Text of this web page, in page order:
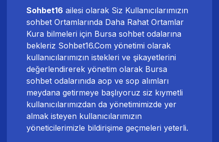
Sohbet16 ailesi olarak Siz Kullanıcılarımızın
sohbet Ortamlarında Daha Rahat Ortamlar
Kura bilmeleri için Bursa sohbet odalarına
bekleriz Sohbet16.Com yönetimi olarak
kullanıcılarımızın istekleri ve şikayetlerini
değerlendirerek yönetim olarak Bursa
sohbet odalarınıda aop ve sop alımları
meydana getirmeye başlıyoruz siz kıymetli
kullanıcılarımızdan da yönetimimizde yer
almak isteyen kullanıcılarımızın
yöneticilerimizle bildirişime geçmeleri yeterli.